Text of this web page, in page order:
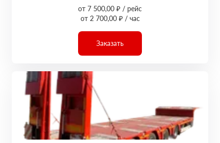
от 7 500,00 ₽ / рейс
от 2 700,00 ₽ / час
Заказать